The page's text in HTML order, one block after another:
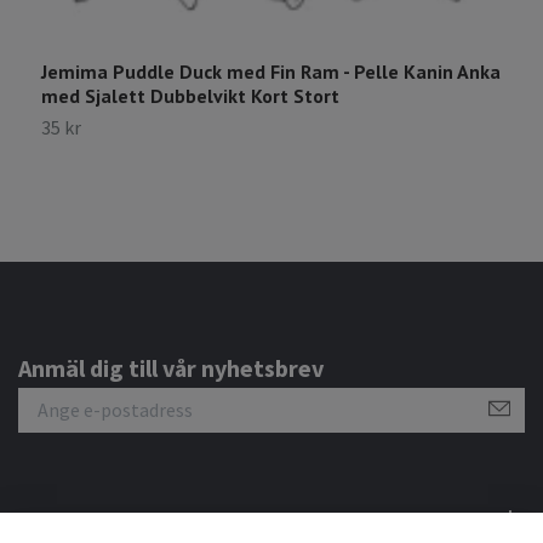
Jemima Puddle Duck med Fin Ram - Pelle Kanin Anka
med Sjalett Dubbelvikt Kort Stort
35 kr
Anmäl dig till vår nyhetsbrev